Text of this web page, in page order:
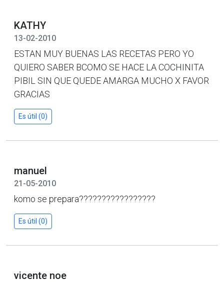
KATHY
13-02-2010
ESTAN MUY BUENAS LAS RECETAS PERO YO
QUIERO SABER BCOMO SE HACE LA COCHINITA
PIBIL SIN QUE QUEDE AMARGA MUCHO X FAVOR
GRACIAS
Es útil (0)
manuel
21-05-2010
komo se prepara?????????????????
Es útil (0)
vicente noe